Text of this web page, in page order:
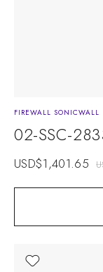
FIREWALL SONICWALL
02-SSC-
USD$1,401.65